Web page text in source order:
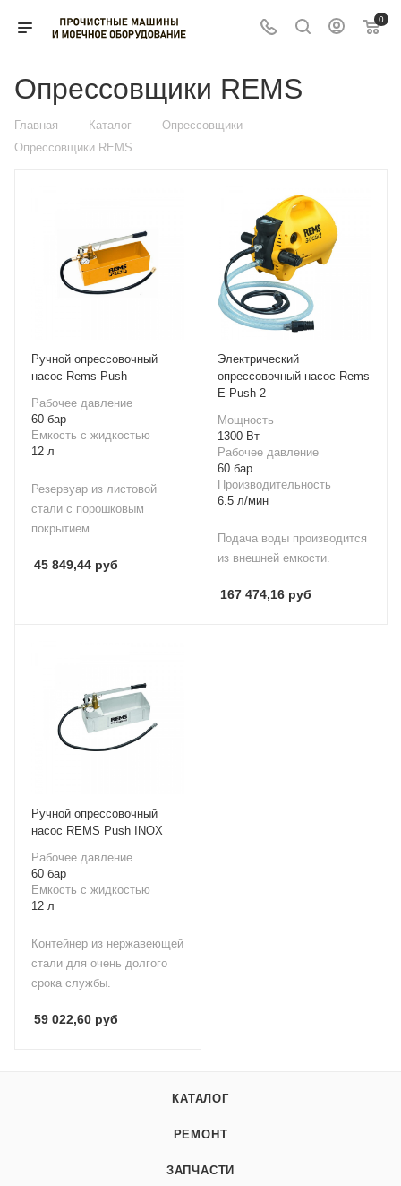
0
Опрессовщики REMS
Главная — Каталог — Опрессовщики —
Опрессовщики REMS
Ручной опрессовочный
насос Rems Push
Рабочее давление
60 бар
Емкость с жидкостью
12 л
Резервуар из листовой
стали с порошковым
покрытием.
45 849,44 руб
Электрический
опрессовочный насос Rems
E-Push 2
Мощность
1300 Вт
Рабочее давление
60 бар
Производительность
6.5 л/мин
Подача воды производится
из внешней емкости.
167 474,16 руб
Ручной опрессовочный
насос REMS Push INOX
Рабочее давление
60 бар
Емкость с жидкостью
12 л
Контейнер из нержавеющей
стали для очень долгого
срока службы.
59 022,60 руб
КАТАЛОГ
РЕМОНТ
ЗАПЧАСТИ